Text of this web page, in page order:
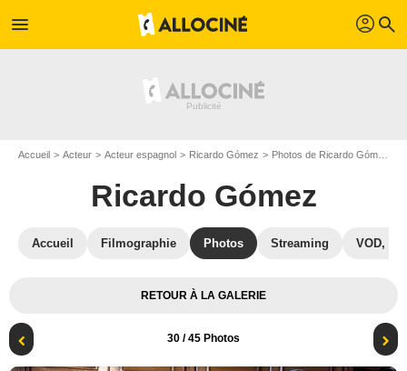
menu profil search
Accueil Acteur Acteur espagnol Ricardo Gómez Photos de Ricardo Gómez
Ricardo Gómez
Accueil Filmographie Photos Streaming VOD,
RETOUR À LA GALERIE
30 / 45 Photos